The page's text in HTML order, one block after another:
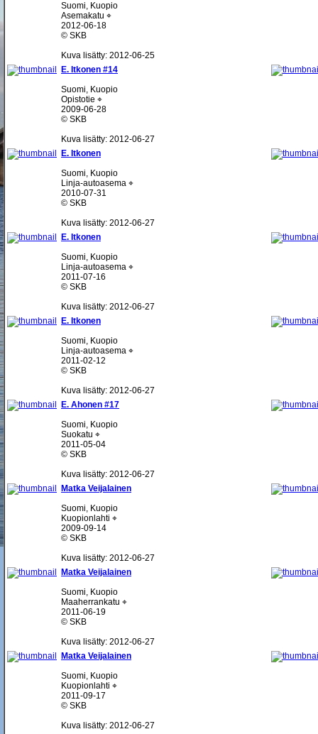
Suomi, Kuopio
Asemakatu ⌖
2012-06-18
© SKB
Kuva lisätty: 2012-06-25
E. Itkonen #14
Suomi, Kuopio
Opistotie ⌖
2009-06-28
© SKB
Kuva lisätty: 2012-06-27
E. Itkonen
Suomi, Kuopio
Linja-autoasema ⌖
2010-07-31
© SKB
Kuva lisätty: 2012-06-27
E. Itkonen
Suomi, Kuopio
Linja-autoasema ⌖
2011-07-16
© SKB
Kuva lisätty: 2012-06-27
E. Itkonen
Suomi, Kuopio
Linja-autoasema ⌖
2011-02-12
© SKB
Kuva lisätty: 2012-06-27
E. Ahonen #17
Suomi, Kuopio
Suokatu ⌖
2011-05-04
© SKB
Kuva lisätty: 2012-06-27
Matka Veijalainen
Suomi, Kuopio
Kuopionlahti ⌖
2009-09-14
© SKB
Kuva lisätty: 2012-06-27
Matka Veijalainen
Suomi, Kuopio
Maaherrankatu ⌖
2011-06-19
© SKB
Kuva lisätty: 2012-06-27
Matka Veijalainen
Suomi, Kuopio
Kuopionlahti ⌖
2011-09-17
© SKB
Kuva lisätty: 2012-06-27